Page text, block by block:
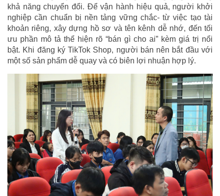
khả năng chuyển đổi. Để vận hành hiệu quả, người khởi
nghiệp cần chuẩn bị nền tảng vững chắc- từ việc tạo tài
khoản riêng, xây dựng hồ sơ và tên kênh dễ nhớ, đến tối
ưu phần mô tả thể hiện rõ “bán gì cho ai” kèm giá trị nổi
bật. Khi đăng ký TikTok Shop, người bán nên bắt đầu với
một số sản phẩm dễ quay và có biên lợi nhuận hợp lý.